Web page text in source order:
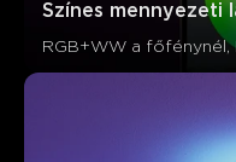
Színes mennyezeti
RGB+WW a főfénynél,